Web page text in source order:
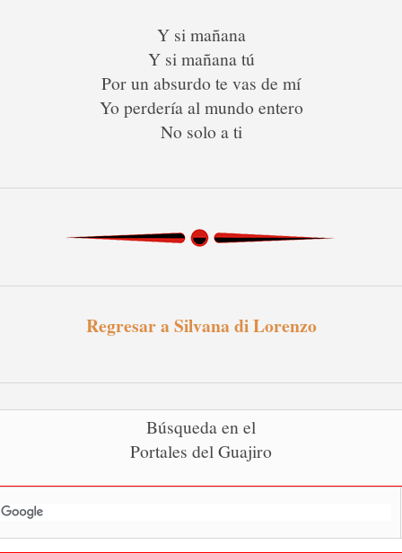
Y si mañana
Y si mañana tú
Por un absurdo te vas de mí
Yo perdería al mundo entero
No solo a ti
Regresar a Silvana di Lorenzo
Búsqueda en el
Portales del Guajiro